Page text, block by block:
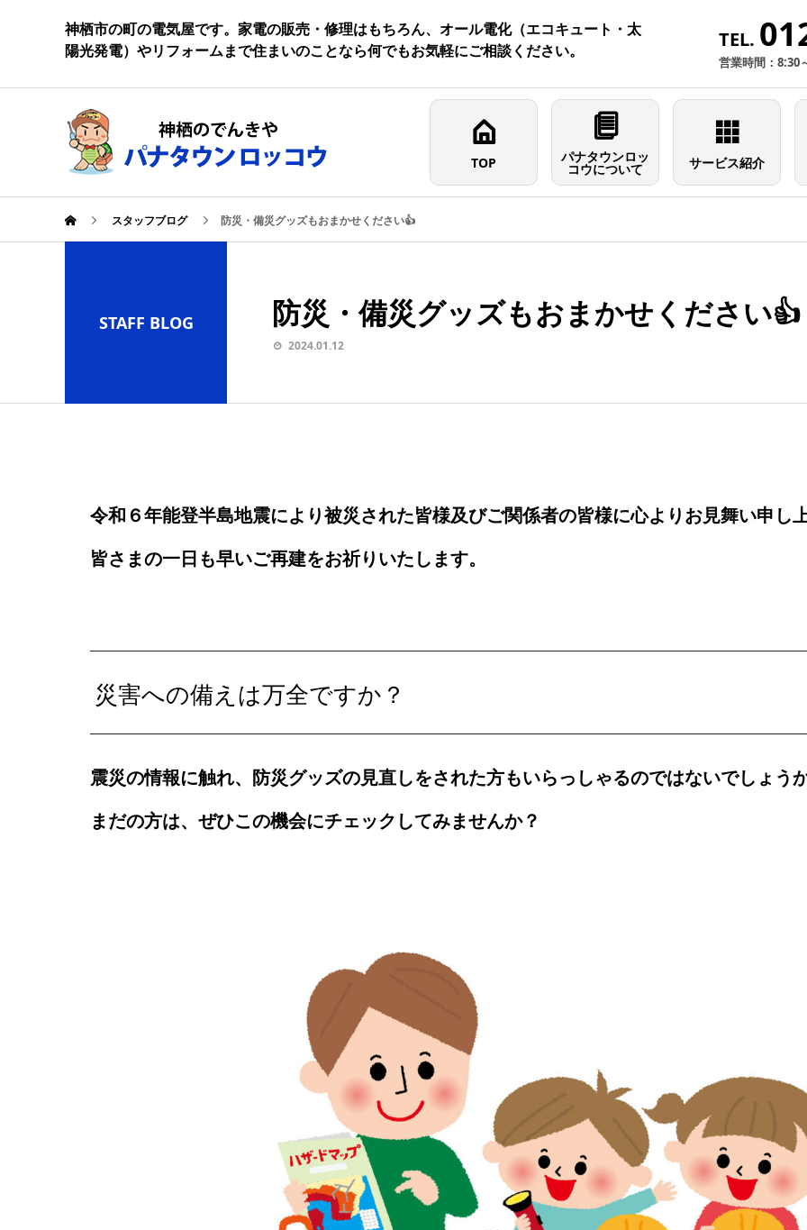
神栖市の町の電気屋です。家電の販売・修理はもちろん、オール電化（エコキュート・太
陽光発電）やリフォームまで住まいのことなら何でもお気軽にご相談ください。
TEL.
営業時間：8:30
TOP パナタウンロッ
コウについて サービス紹介
スタッフブログ 防災・備災グッズもおまかせください👍
STAFF BLOG 防災・備災グッズもおまかせください👍
2024.01.12
令和６年能登半島地震により被災された皆様及びご関係者の皆様に心よりお見舞い申し
皆さまの一日も早いご再建をお祈りいたします。
災害への備えは万全ですか？
震災の情報に触れ、防災グッズの見直しをされた方もいらっしゃるのではないでしょう
まだの方は、ぜひこの機会にチェックしてみませんか？